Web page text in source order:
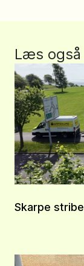
Læs også
Skarpe